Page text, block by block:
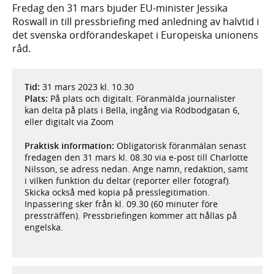
Fredag den 31 mars bjuder EU-minister Jessika
Roswall in till pressbriefing med anledning av halvtid i
det svenska ordförandeskapet i Europeiska unionens
råd.
Tid: 31 mars 2023 kl. 10.30
Plats: På plats och digitalt. Föranmälda journalister
kan delta på plats i Bella, ingång via Rödbodgatan 6,
eller digitalt via Zoom
Praktisk information: Obligatorisk föranmälan senast
fredagen den 31 mars kl. 08.30 via e-post till Charlotte
Nilsson, se adress nedan. Ange namn, redaktion, samt
i vilken funktion du deltar (reporter eller fotograf).
Skicka också med kopia på presslegitimation.
Inpassering sker från kl. 09.30 (60 minuter före
pressträffen). Pressbriefingen kommer att hållas på
engelska.